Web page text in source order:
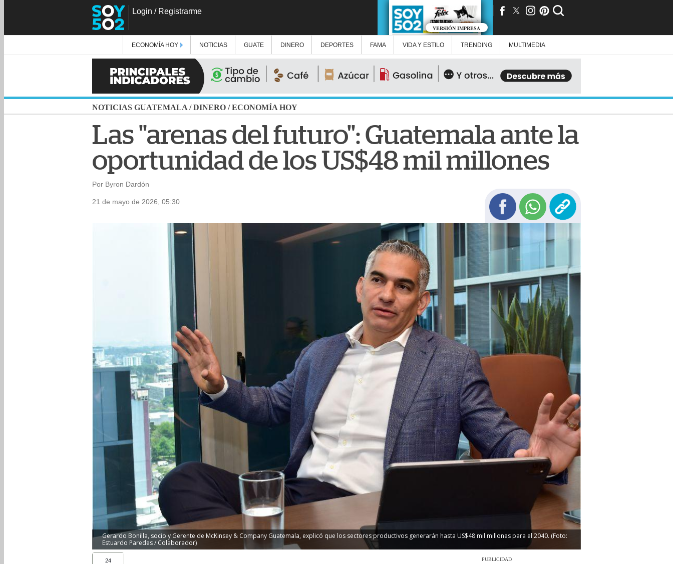
Login / Registrarme
VERSIÓN IMPRESA
ECONOMÍA HOY NOTICIAS GUATE DINERO DEPORTES FAMA VIDA Y ESTILO TRENDING MULTIMEDIA
NOTICIAS GUATEMALA /DINERO /ECONOMÍA HOY
Las "arenas del futuro": Guatemala ante la
oportunidad de los US$48 mil millones
Por Byron Dardón
21 de mayo de 2026, 05:30
Gerardo Bonilla, socio y Gerente de McKinsey & Company Guatemala, explicó que los sectores productivos generarán hasta US$48 mil millones para el 2040. (Foto:
Estuardo Paredes / Colaborador)
24 PUBLICIDAD